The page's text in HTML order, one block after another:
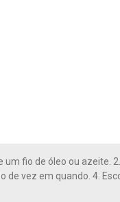
fio de óleo ou azeite.
vez em quando. 4.